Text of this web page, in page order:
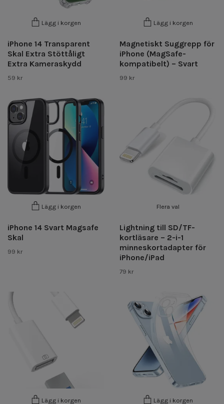
Lägg i korgen
iPhone 14 Transparent
Skal Extra Stöttåligt
Extra Kameraskydd
59 kr
Lägg i korgen
Magnetiskt Suggrepp för
iPhone (MagSafe-
kompatibelt) – Svart
99 kr
Lägg i korgen
iPhone 14 Svart Magsafe
Skal
99 kr
Flera val
Lightning till SD/TF-
kortläsare – 2-i-1
minneskortadapter för
iPhone/iPad
79 kr
Lägg i korgen Lägg i korgen